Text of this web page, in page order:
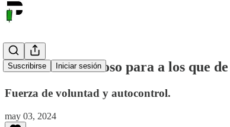
Suscribirse Iniciar sesión
Esto es maravilloso para a los que
Fuerza de voluntad y autocontrol.
may 03, 2024